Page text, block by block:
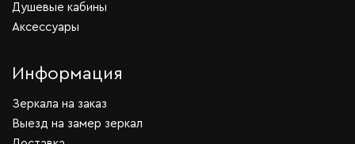
Душевые кабины
Аксессуары
Информация
Зеркала на заказ
Выезд на замер зеркал